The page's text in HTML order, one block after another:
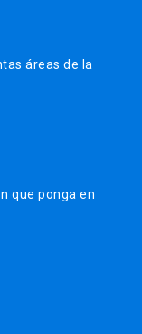
áreas de la
que ponga en